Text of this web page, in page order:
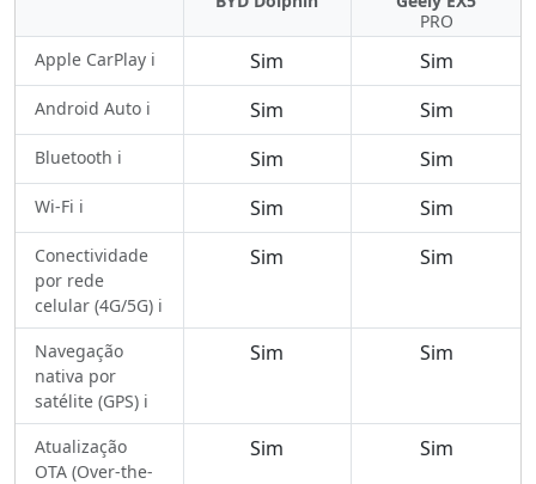
PRO
Apple CarPlay ℹ️
Sim Sim
Android Auto ℹ️ Sim Sim
Bluetooth ℹ️ Sim Sim
Wi-Fi ℹ️ Sim Sim
Conectividade
por rede
celular (4G/5G) ℹ️
Sim Sim
Navegação
nativa por
satélite (GPS) ℹ️
Sim Sim
Atualização
OTA (Over-the-
Sim Sim